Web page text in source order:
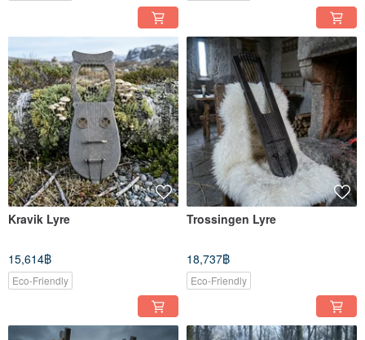
Kravik Lyre
15,614฿
Eco-Friendly
Trossingen Lyre
18,737฿
Eco-Friendly